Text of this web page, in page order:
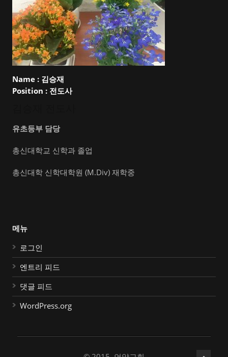
Name : 김승재
Position : 전도사
유초등부 담당
총신대학교 신학과 졸업
총신대학 신학대학원 (M.Div) 재학중
메뉴
로그인
엔트리 피드
댓글 피드
WordPress.org